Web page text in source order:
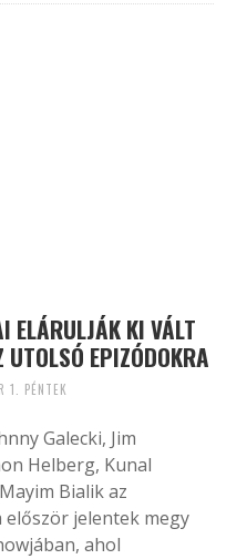
ELÁRULJÁK KI VÁLT
UTOLSÓ EPIZÓDOKRA
1. PÉNTEK
Galecki, Jim
Helberg, Kunal
Bialik az
először jelentek megy
ahol